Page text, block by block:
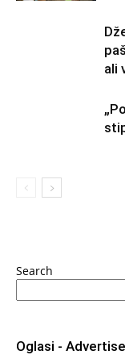
ali
Search
Oglasi -